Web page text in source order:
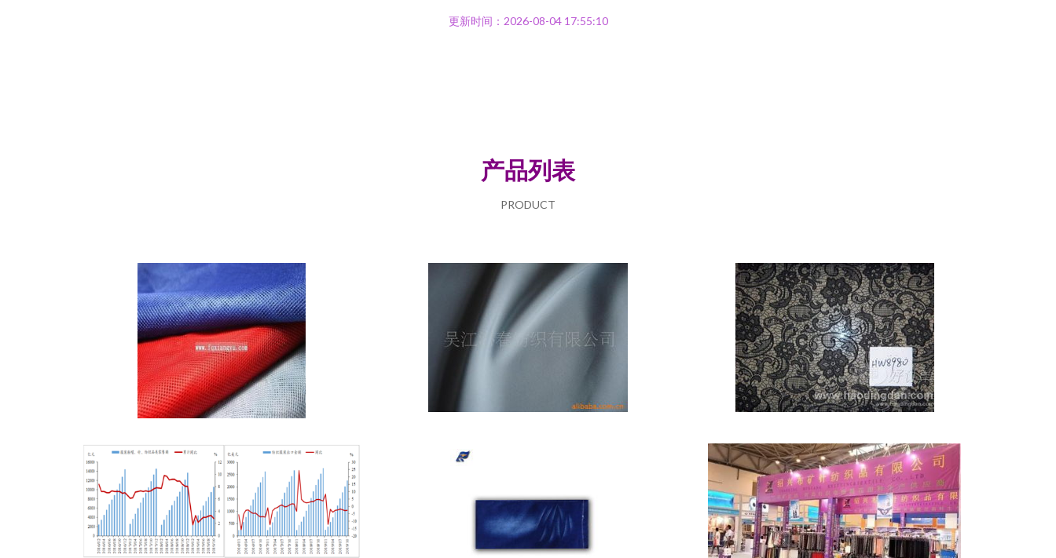
更新时间：2026-08-04 17:55:10
产品列表
PRODUCT